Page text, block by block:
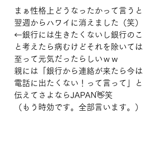
まぁ性格上どうなったかって言うと
翌週からハワイに消えました（笑）
←銀行には生きたくないし銀行のこ
と考えたら病むけどそれを除いては
至って元気だったらしいｗｗ
親には「銀行から連絡が来たら今は
電話に出たくない！って言って」と
伝えてさよならJAPAN👋笑
（もう時効です。全部言います。）